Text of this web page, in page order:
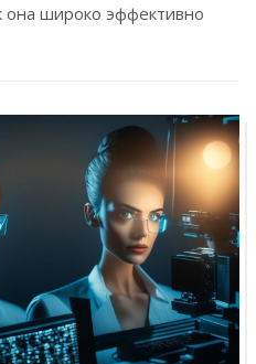
она широко эффективно